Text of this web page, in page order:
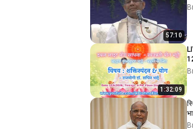
57:10
1:32:09